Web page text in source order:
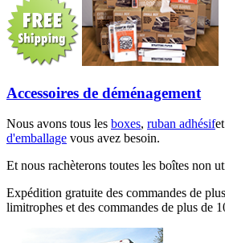
Accessoires de déménagement
Nous avons tous les boxes, ruban adhésifet
d'emballage vous avez besoin.
Et nous rachèterons toutes les boîtes non
Expédition gratuite des commandes de
limitrophes et des commandes de plus de